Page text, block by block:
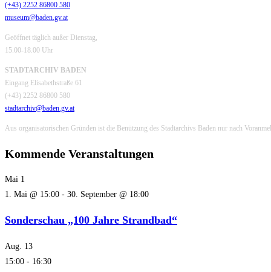
(+43) 2252 86800 580
museum@baden.gv.at
Geöffnet täglich außer Dienstag,
15.00-18.00 Uhr
STADTARCHIV BADEN
Eingang Elisabethstraße 61
(+43) 2252 86800 580
stadtarchiv@baden.gv.at
Aus organisatorischen Gründen ist die Benützung des Stadtarchivs Baden nur nach
Kommende Veranstaltungen
Mai 1
1. Mai @ 15:00 - 30. September @ 18:00
Sonderschau „100 Jahre Strandbad“
Aug. 13
15:00 - 16:30